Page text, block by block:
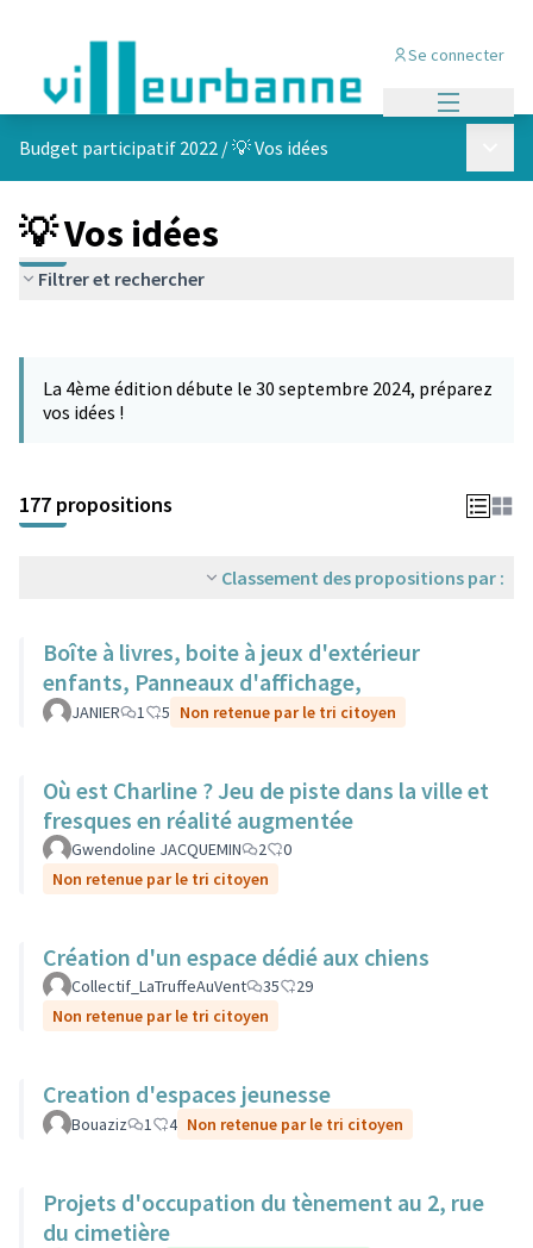
Se connecter
Budget participatif 2022 /💡 Vos idées
💡 Vos idées
Filtrer et rechercher
−
La 4ème édition débute le 30 septembre 2024, préparez
vos idées !
177 propositions
Classement des propositions par :
Boîte à livres, boite à jeux d'extérieur
enfants, Panneaux d'affichage,
JANIER 1 5 Non retenue par le tri citoyen
Où est Charline ? Jeu de piste dans la ville et
fresques en réalité augmentée
Gwendoline JACQUEMIN 2
0
Non retenue par le tri citoyen
Création d'un espace dédié aux chiens
Collectif_LaTruffeAuVent 35
29
Non retenue par le tri citoyen
Creation d'espaces jeunesse
Bouaziz 1 4 Non retenue par le tri citoyen
Projets d'occupation du tènement au 2, rue
du cimetière